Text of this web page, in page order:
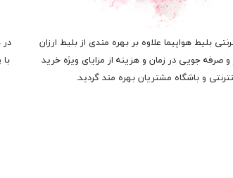
بلیط هواپیما علاوه بر بهره مندی از بلیط ارزان
و صرفه جویی در زمان و هزینه از مزایای ویژه خرید
و باشگاه مشتریان بهره مند گردید.
در